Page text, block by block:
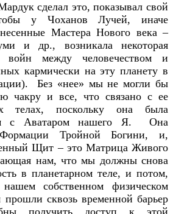
сделал это, показывал свой
у Чоханов Лучей, иначе
Мастера Нового века –
и др., возникала некоторая
между человечеством и
кармически на эту планету в
Без «нее» мы не могли бы
чакру и все, что связано с ее
телах, поскольку она была
с Аватаром нашего Я. Она
Формации Тройной Богини, и,
Щит – это Матрица Живого
нам, что мы должны снова
в планетарном теле, и потом,
нашем собственном физическом
сквозь временной барьер